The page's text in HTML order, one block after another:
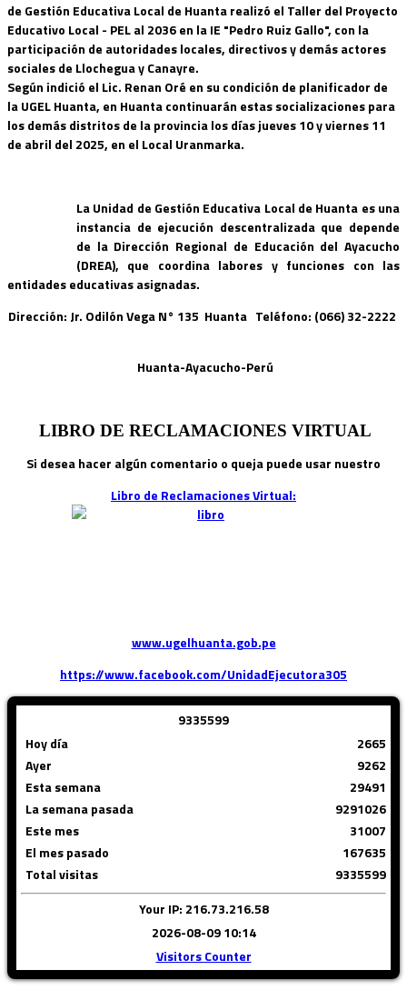
de Gestión Educativa Local de Huanta realizó el Taller del Proyecto
Educativo Local - PEL al 2036 en la IE "Pedro Ruiz Gallo", con la
participación de autoridades locales, directivos y demás actores
sociales de Llochegua y Canayre.
Según indició el Lic. Renan Oré en su condición de planificador de
la UGEL Huanta, en Huanta continuarán estas socializaciones para
los demás distritos de la provincia los días jueves 10 y viernes 11
de abril del 2025, en el Local Uranmarka.
La Unidad de Gestión Educativa Local de Huanta es una
instancia de ejecución descentralizada que depende
de la Dirección Regional de Educación del Ayacucho
(DREA), que coordina labores y funciones con las
entidades educativas asignadas.
Dirección: Jr. Odilón Vega N° 135 Huanta Teléfono: (066) 32-2222
Huanta-Ayacucho-Perú
LIBRO DE RECLAMACIONES VIRTUAL
Si desea hacer algún comentario o queja puede usar nuestro
Libro de Reclamaciones Virtual:
www.ugelhuanta.gob.pe
https://www.facebook.com/UnidadEjecutora305
9335599
Hoy día
Ayer
Esta semana
La semana pasada
Este mes
El mes pasado
Total visitas
2665
9262
29491
9291026
31007
167635
9335599
Your IP: 216.73.216.58
2026-08-09 10:14
Visitors Counter